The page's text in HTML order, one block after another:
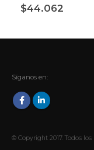
$44.062
Síganos en:
© Copyright 2017. Todos